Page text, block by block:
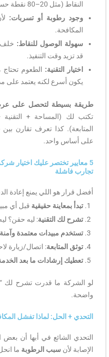
النقاط (مثل 20–80 نقطة حسب الحالة).
وجود رطوبة أو تسربات:
المكافحة.
سهولة الوصول للنقاط: خلف
قد تزيد وقت التنفيذ.
اختيار التقنية: الطعوم تحتاج
يكون أسرع لكنه يعتمد على
طريقة بسيطة لتحصل على
تكتب لك (المساحة + التقنية
المتابعة). كذا تعرف تقارن
على أساس واحد.
5 معايير تختصر عليك اختيار
تجارب فاشلة
أفضل قرار هو اللي يمنع إعادة
تبدأ بمعاينة حقيقية قبل أي
تشرح لك التقنية: ليه حقن؟
تستخدم مبيدات معتمدة وآمنة
توثق المتابعة: اتصال/زيارة
تعطيك إرشادات ما بعد
لو الشركة ما قدرت تشرح لك
واضحة.
التحدي + الحل: لماذا تفشل
التحدي الشائع في أبها أن بعض
الإصابة لأن سبب الرطوبة ما